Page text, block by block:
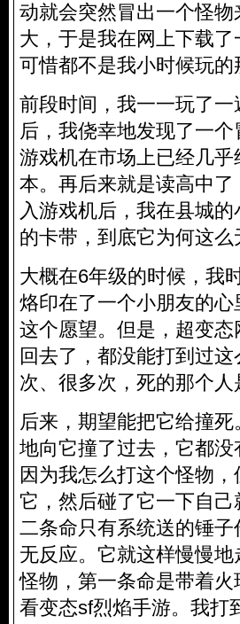
动就会突然冒出一个怪
大，于是我在网上下载
可惜都不是我小时候玩的
前段时间，我一一玩了
后，我侥幸地发现了一
游戏机在市场上已经几
本。再后来就是读高中
入游戏机后，我在县城
的卡带，到底它为何这
大概在6年级的时候，我
烙印在了一个小朋友的
这个愿望。但是，超变
回去了，都没能打到过
次、很多次，死的那个人
后来，期望能把它给撞
地向它撞了过去，它都
因为我怎么打这个怪物
它，然后碰了它一下自
二条命只有系统送的锤
无反应。它就这样慢慢
怪物，第一条命是带着
看变态sf烈焰手游。我打